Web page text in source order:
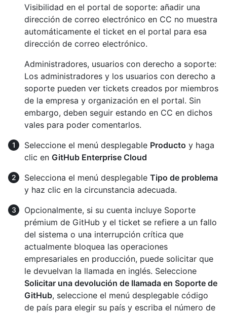
Visibilidad en el portal de soporte: añadir una
dirección de correo electrónico en CC no muestra
automáticamente el ticket en el portal para esa
dirección de correo electrónico.
Administradores, usuarios con derecho a soporte:
Los administradores y los usuarios con derecho a
soporte pueden ver tickets creados por miembros
de la empresa y organización en el portal. Sin
embargo, deben seguir estando en CC en dichos
vales para poder comentarlos.
Seleccione el menú desplegable Producto y haga
clic en GitHub Enterprise Cloud
Selecciona el menú desplegable Tipo de problema
y haz clic en la circunstancia adecuada.
Opcionalmente, si su cuenta incluye Soporte
prémium de GitHub y el ticket se refiere a un fallo
del sistema o una interrupción crítica que
actualmente bloquea las operaciones
empresariales en producción, puede solicitar que
le devuelvan la llamada en inglés. Seleccione
Solicitar una devolución de llamada en Soporte de
GitHub, seleccione el menú desplegable código
de país para elegir su país y escriba el número de